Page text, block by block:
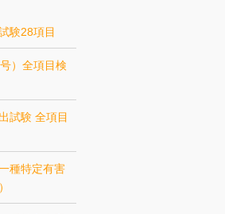
験28項目
）全項目検
試験 全項目
種特定有害